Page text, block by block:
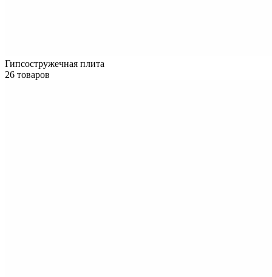
Гипсостружечная плита
26 товаров